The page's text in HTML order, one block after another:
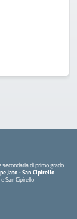
secondaria di primo grado
Jato - San Cipirello
San Cipirello